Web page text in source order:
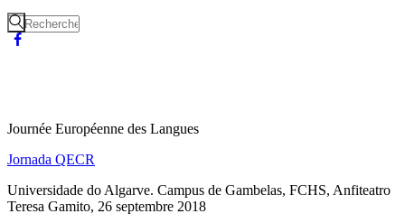
Journée Européenne des Langues
Jornada QECR
Universidade do Algarve. Campus de Gambelas, FCHS, Anfiteatro
Teresa Gamito, 26 septembre 2018